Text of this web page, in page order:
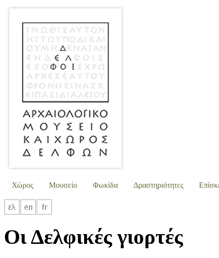
Χώρος Μουσείο Φωκίδα Δραστηριότητες
Οι Δελφικές γιορτές